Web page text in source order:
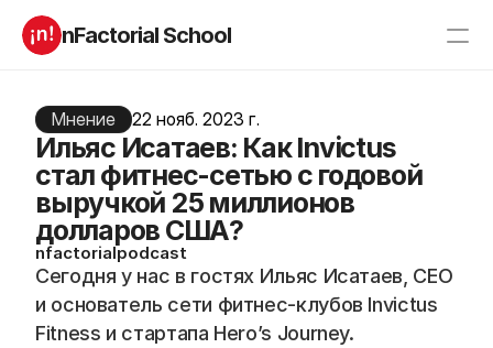
nFactorial School
О нас
Отзывы
Блог
Incubator 2026
Компаниям
Старт в ИТ
Андроид разработчик
Алгоритмы
iOS с 0
Product manager
Генеративный ИИ
Data Science c 0
Аналитик данных
Мнение 22 нояб. 2023 г.
Ильяс Исатаев: Как Invictus
стал фитнес-сетью с годовой
выручкой 25 миллионов
долларов США?
nfactorialpodcast
Сегодня у нас в гостях Ильяс Исатаев, СЕО
и основатель сети фитнес-клубов Invictus
Fitness и стартапа Hero’s Journey.